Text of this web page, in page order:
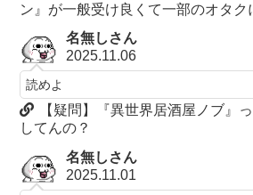
ン』が一般受け良くて一部のオタク
名無しさん
2025.11.06
読めよ
【疑問】『異世界居酒屋ノブ』
してんの？
名無しさん
2025.11.01